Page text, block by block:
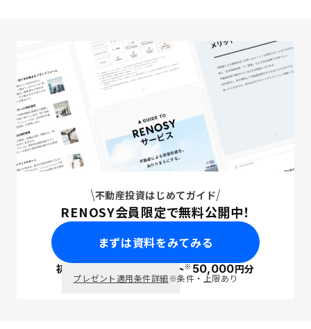
不動産投資はじめてガイド
RENOSY会員限定で無料公開中！
まずは資料をみてみる
初回面談で ポイント※50,000円分
プレゼント適用条件詳細※条件・上限あり